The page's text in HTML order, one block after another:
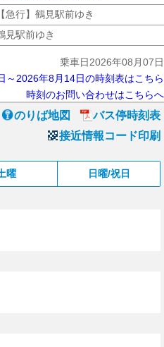
【急行】鶴見駅前ゆき
見駅前ゆき
乗車日2026年08月07日
～2026年8月14日の時刻表はこちら
時刻のお問い合わせはこちらへ
のりば地図
バス停時刻表
接近情報コード印刷
曜 日曜/祝日